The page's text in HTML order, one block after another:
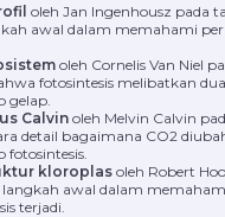
oleh Jan Ingenhousz pada
awal dalam memahami
oleh Cornelis Van Niel
fotosintesis melibatkan
gelap.
Calvin oleh Melvin Calvin
detail bagaimana CO2
fotosintesis.
kloroplas oleh Robert
langkah awal dalam
terjadi.